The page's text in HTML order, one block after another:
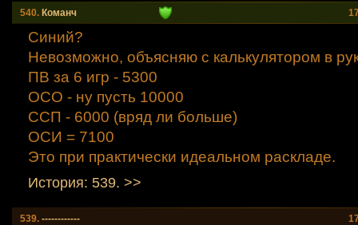
540. Команч
Синий?
Невозможно, объясняю с калькулятором в
ПВ за 6 игр - 5300
ОСО - ну пусть 10000
ССП - 6000 (вряд ли больше)
ОСИ = 7100
Это при практически идеальном раскладе.
История: 539. >>
539. ------------